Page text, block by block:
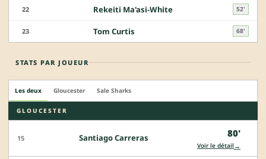
22 Rekeiti Ma'asi-White 52'
23 Tom Curtis 68'
STATS PAR JOUEUR
Les deux Gloucester Sale Sharks
GLOUCESTER
15 Santiago Carreras 80'
Voir le détail →